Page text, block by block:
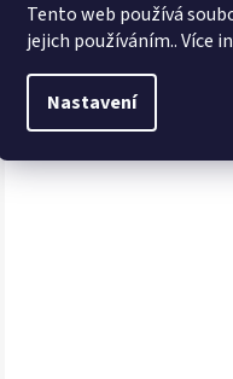
Tento web používá
jejich používáním.. Více
Nastavení